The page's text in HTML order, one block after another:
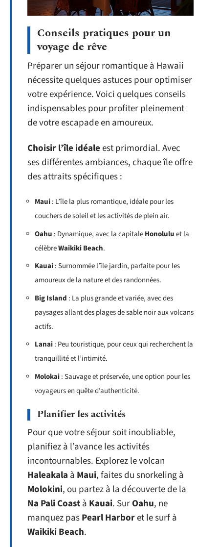
Conseils pratiques pour un
voyage de rêve
Préparer un séjour romantique à Hawaii
nécessite quelques astuces pour optimiser
votre expérience. Voici quelques conseils
indispensables pour profiter pleinement
de votre escapade en amoureux.
Choisir l’île idéaleest primordial. Avec
ses différentes ambiances, chaque île offre
des attraits spécifiques :
Maui: L’île la plus romantique, idéale pour les
couchers de soleil et les activités de plein air.
Oahu : Dynamique, avec la capitaleHonoluluet la
célèbreWaikiki Beach.
Kauai: Surnommée l’île jardin, parfaite pour les
amoureux de la nature et des randonnées.
Big Island : La plus grande et variée, avec des
paysages allant des plages de sable noir aux volcans
actifs.
Lanai: Peu touristique, pour ceux qui recherchent la
tranquillité et l’intimité.
Molokai: Sauvage et préservée, une option pour les
voyageurs en quête d’authenticité.
Planifier les activités
Pour que votre séjour soit inoubliable,
planifiez à l’avance les activités
incontournables. Explorez le volcan
Haleakala à Maui, faites du snorkeling à
Molokini, ou partez à la découverte de la
Na Pali Coastà Kauai. SurOahu, ne
manquez pasPearl Harboret le surf à
Waikiki Beach.